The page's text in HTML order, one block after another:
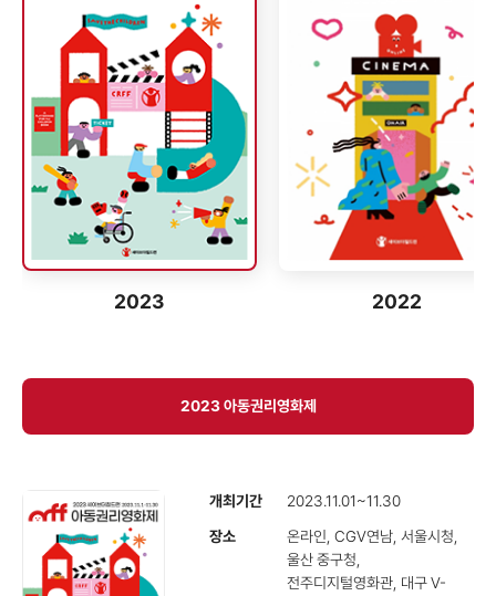
CRFF 소식
커뮤니티
2023 2022
2023 아동권리영화제
개최기간
2023.11.01~11.30
장소
온라인, CGV연남, 서울시청,
울산 중구청,
전주디지털영화관, 대구 V-